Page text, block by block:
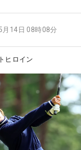
月14日 08時08分
ヒロイン